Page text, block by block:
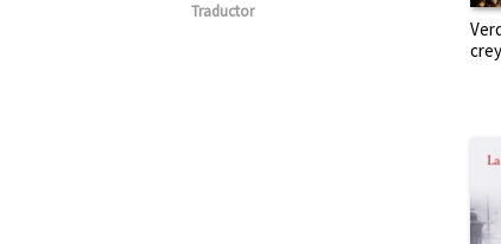
Traductor